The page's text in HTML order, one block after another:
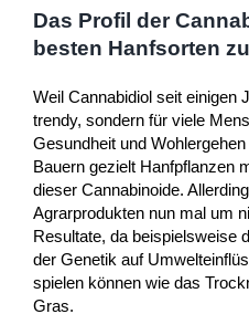
Das Profil der
besten Hanfsorten
Weil Cannabidiol seit einigen
trendy, sondern für viele
Gesundheit und
Bauern gezielt Hanfpflanzen
dieser Cannabinoide.
Agrarprodukten nun mal um
Resultate, da beispielsweise
der Genetik auf
spielen können wie das
Gras.